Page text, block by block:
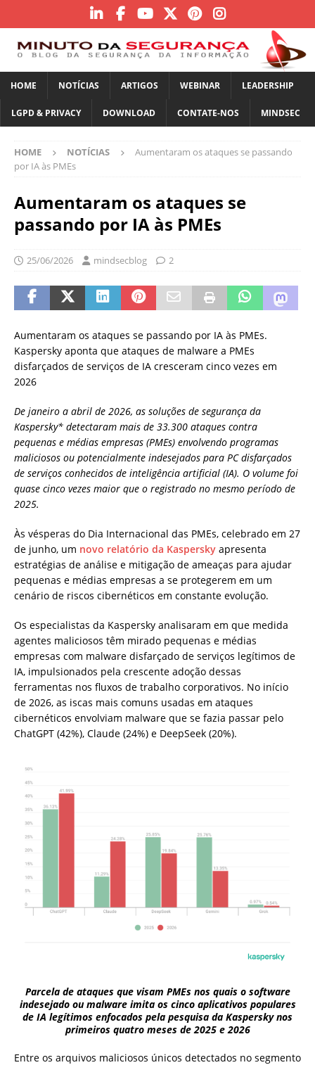
HOME NOTÍCIAS ARTIGOS WEBINAR LEADERSHIP
LGPD & PRIVACY DOWNLOAD CONTATE-NOS MINDSEC
HOME NOTÍCIAS
Aumentaram os ataques se passando
por IA às PMEs
Aumentaram os ataques se
passando por IA às PMEs
25/06/2026 mindsecblog 2
Aumentaram os ataques se passando por IA às PMEs.
Kaspersky aponta que ataques de malware a PMEs
disfarçados de serviços de IA cresceram cinco vezes em
2026
De janeiro a abril de 2026, as soluções de segurança da
Kaspersky* detectaram mais de 33.300 ataques contra
pequenas e médias empresas (PMEs) envolvendo programas
maliciosos ou potencialmente indesejados para PC disfarçados
de serviços conhecidos de inteligência artificial (IA). O volume foi
quase cinco vezes maior que o registrado no mesmo período de
2025.
Às vésperas do Dia Internacional das PMEs, celebrado em 27
de junho, um novo relatório da Kaspersky apresenta
estratégias de análise e mitigação de ameaças para ajudar
pequenas e médias empresas a se protegerem em um
cenário de riscos cibernéticos em constante evolução.
Os especialistas da Kaspersky analisaram em que medida
agentes maliciosos têm mirado pequenas e médias
empresas com malware disfarçado de serviços legítimos de
IA, impulsionados pela crescente adoção dessas
ferramentas nos fluxos de trabalho corporativos. No início
de 2026, as iscas mais comuns usadas em ataques
cibernéticos envolviam malware que se fazia passar pelo
ChatGPT (42%), Claude (24%) e DeepSeek (20%).
Parcela de ataques que visam PMEs nos quais o software
indesejado ou malware imita os cinco aplicativos populares
de IA legítimos enfocados pela pesquisa da Kaspersky nos
primeiros quatro meses de 2025 e 2026
Entre os arquivos maliciosos únicos detectados no segmento